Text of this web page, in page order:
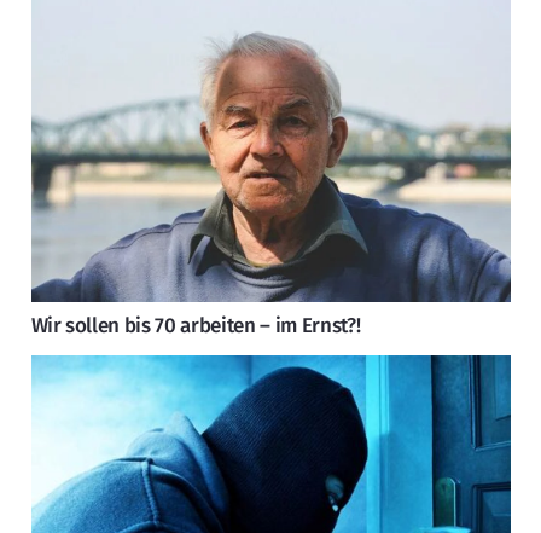
Wir sollen bis 70 arbeiten – im Ernst?!